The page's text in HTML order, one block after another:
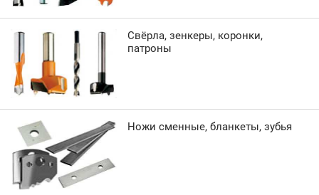
Свёрла, зенкеры, коронки,
патроны
Ножи сменные, бланкеты, зубья